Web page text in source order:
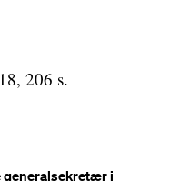
206 s.
generalsekretær i